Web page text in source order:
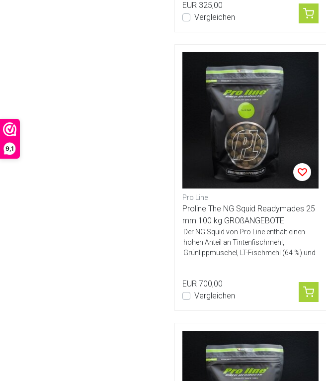
9,1
EUR 325,00
Vergleichen
Pro Line
Proline The NG Squid Readymades 25
mm 100 kg GROßANGEBOTE
Der NG Squid von Pro Line enthält einen
hohen Anteil an Tintenfischmehl,
Grünlippmuschel, LT-Fischmehl (64 %) und
EUR 700,00
Vergleichen